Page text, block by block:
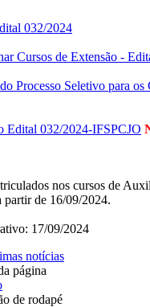
032/2024
Cursos de Extensão -
Processo Seletivo para os
Edital 032/2024-IFSPCJO
nos cursos de
partir de 16/09/2024.
17/09/2024
notícias
página
de rodapé